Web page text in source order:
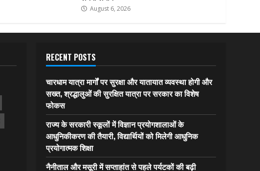
August 6, 2026
RECENT POSTS
चारधाम यात्रा मार्गों पर सुरक्षा और यातायात व्यवस्था होगी और
सख्त, श्रद्धालुओं की सुरक्षित यात्रा पर सरकार का विशेष
फोकस
राज्य के सरकारी स्कूलों में विज्ञान प्रयोगशालाओं के
आधुनिकीकरण की तैयारी, विद्यार्थियों को मिलेगी आधुनिक
प्रयोगात्मक शिक्षा
नैनीताल और मसूरी में सप्ताहांत से पहले पर्यटकों की बढ़ी